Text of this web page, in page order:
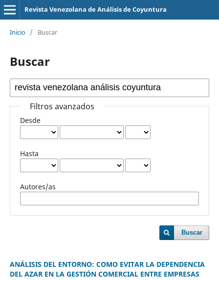
Revista Venezolana de Análisis de Coyuntura
Inicio / Buscar
Buscar
Filtros avanzados
Desde
Hasta
Autores/as
Buscar
ANÁLISIS DEL ENTORNO: COMO EVITAR LA DEPENDENCIA
DEL AZAR EN LA GESTIÓN COMERCIAL ENTRE EMPRESAS